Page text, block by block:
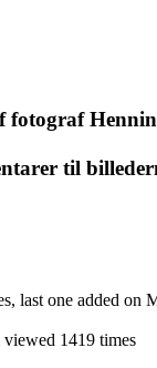
fotograf
til
last one added on
1419 times